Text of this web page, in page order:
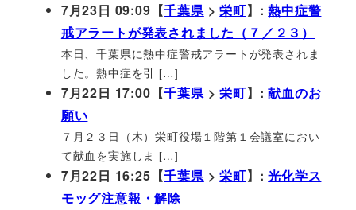
7月23日 09:09【千葉県>栄町】:熱中症警
戒アラートが発表されました（７／２３）
本日、千葉県に熱中症警戒アラートが発表されま
した。熱中症を引 […]
7月22日 17:00【千葉県>栄町】:献血のお
願い
７月２３日（木）栄町役場１階第１会議室におい
て献血を実施しま […]
7月22日 16:25【千葉県>栄町】:光化学ス
モッグ注意報・解除